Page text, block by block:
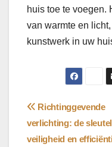
huis toe te voegen.
van warmte en
kunstwerk in uw
Bericht
navigatie
Richtinggevende
verlichting: de
veiligheid en